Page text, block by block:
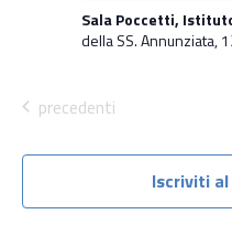
Sala Poccetti,
della SS. Annunziata,
Attività
precedenti
Iscriviti